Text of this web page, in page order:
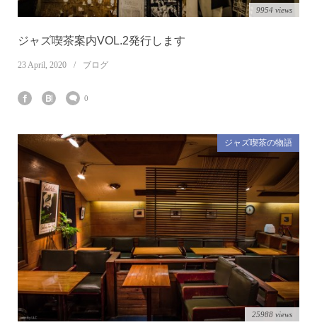
9954 views
ジャズ喫茶案内VOL.2発行します
23April, 2020 ブログ
0
25988 views
ジャズ喫茶の物語